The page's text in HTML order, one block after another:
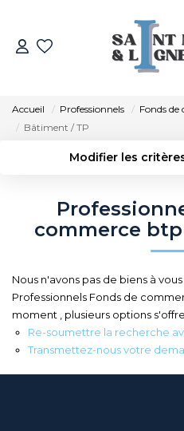
NOS
NOS
Qui
Notre
Accueil Professionnels Fonds
Bâtiment / TP
Modifier les
Sélectionnez...
Type de bien
Créer une alerte
commerce
Nous n'avons pas de biens à
Professionnels Fonds de
moment , plusieurs options
Re-soumettre la recherche
Transmettez-nous votre